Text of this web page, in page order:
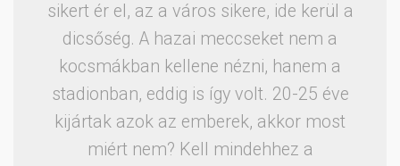
sikert ér el, az a város sikere, ide kerül a
dicsőség. A hazai meccseket nem a
kocsmákban kellene nézni, hanem a
stadionban, eddig is így volt. 20-25 éve
kijártak azok az emberek, akkor most
miért nem? Kell mindehhez a